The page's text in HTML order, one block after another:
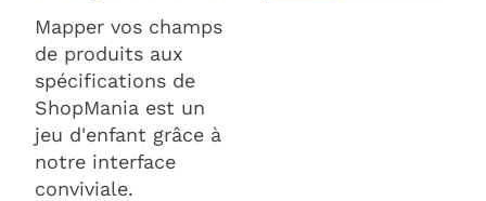
Mapper vos champs
de produits aux
spécifications de
ShopMania est un
jeu d'enfant grâce à
notre interface
conviviale.